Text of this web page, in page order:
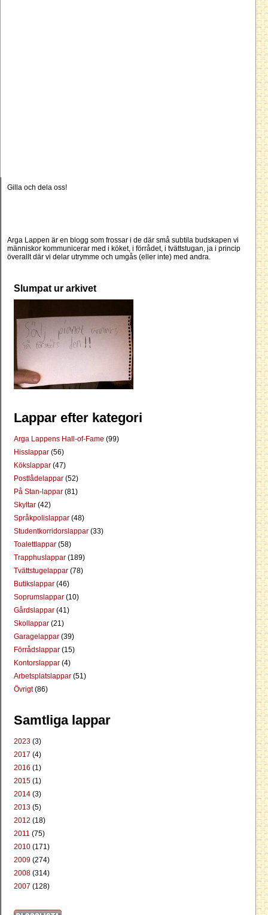
Gilla och dela oss!
Arga Lappen är en blogg som frossar i de där små subtila budskapen vi
människor kommunicerar med i köket, i förrådet, i tvättstugan, ja i princip
överallt där vi delar utrymme och umgås (eller inte) med andra.
Slumpat ur arkivet
Lappar efter kategori
Arga Lappens Hall-of-Fame (99)
Hisslappar (56)
Kökslappar (47)
Postlådelappar (52)
På Stan-lappar (81)
Skyltar (42)
Språkpolislappar (48)
Studentkorridorslappar (33)
Toalettlappar (58)
Trapphuslappar (189)
Tvättstugelappar (78)
Butikslappar (46)
Soprumslappar (10)
Gårdslappar (41)
Skollappar (21)
Garagelappar (39)
Förrådslappar (15)
Kontorslappar (4)
Arbetsplatslappar (51)
Övrigt(86)
Samtliga lappar
2023 (3)
2017 (4)
2016 (1)
2015 (1)
2014 (3)
2013 (5)
2012 (18)
2011 (75)
2010 (171)
2009 (274)
2008 (314)
2007 (128)